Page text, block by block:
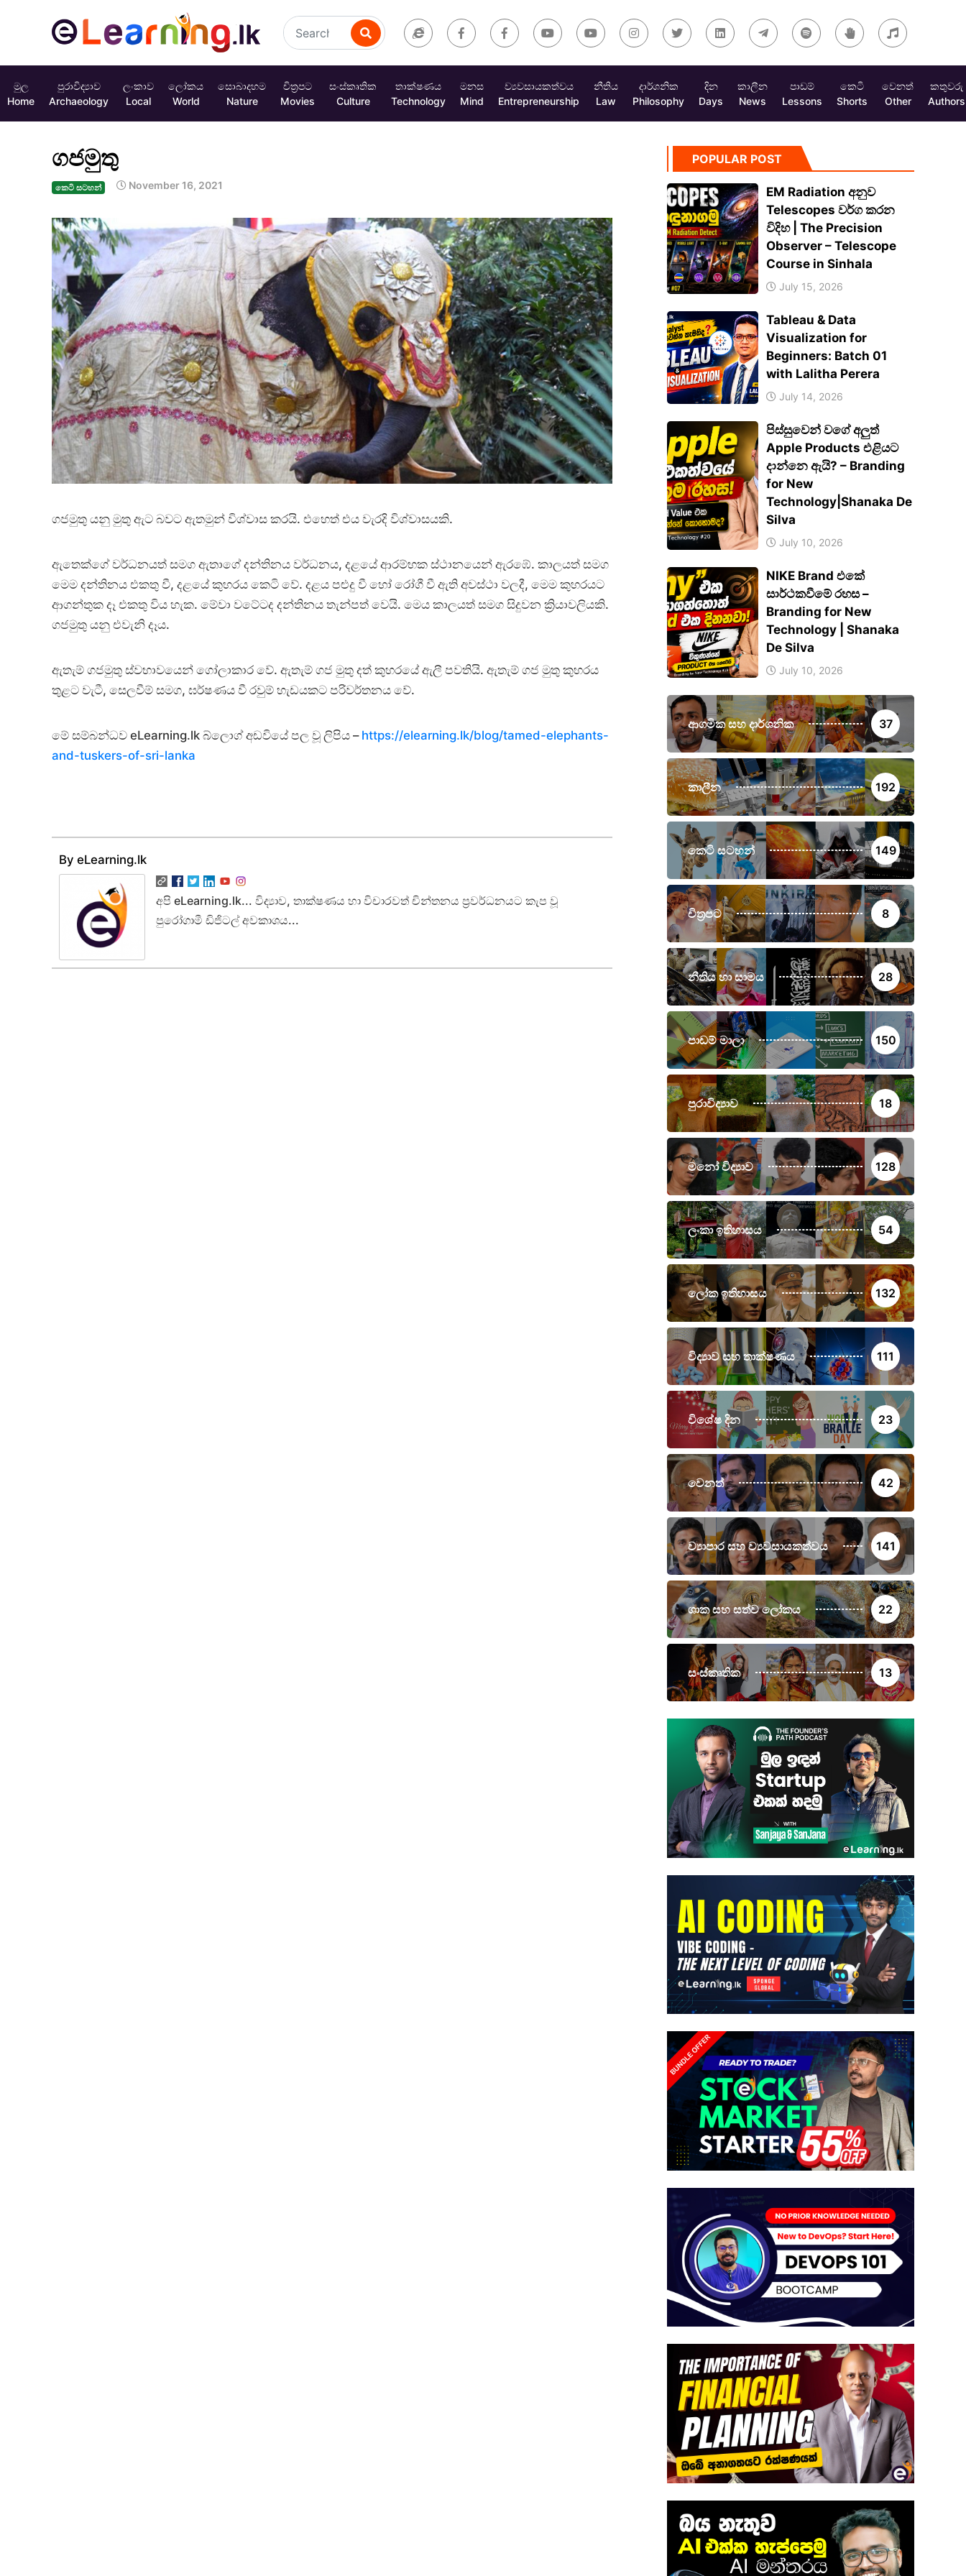
මුල
Home
පුරාවිද්‍යාව
Archaeology
ලංකාව
Local
ලෝකය
World
සොබාදහම
Nature
චිත්‍රපට
Movies
සංස්කෘතික
Culture
තාක්ෂණය
Technology
මනස
Mind
ව්‍යවසායකත්වය
Entrepreneurship
නීතිය
Law
දාර්ශනික
Philosophy
දින
Days
කාලීන
News
පාඩම්
Lessons
කෙටි
Shorts
වෙනත්
Other
කතුවරු
Authors
ගජමුතු
කෙටි සටහන් November 16, 2021
ගජමුතු යනු මුතු ඇට බවට ඇතමුන් විශ්වාස කරයි. එහෙත් එය වැරදි විශ්වාසයකි.
ඇතෙක්ගේ වර්ධනයත් සමග ඇතාගේ දන්තිනය වර්ධනය, දළයේ ආරම්භක ස්ථානයෙන් ඇරඹේ. කාලයත් සමග
මෙම දන්තිනය එකතු වී, දළයේ කුහරය කෙටි වේ. දළය පළුදු වී හෝ රෝගී වී ඇති අවස්ථා වලදී, මෙම කුහරයට
ආගන්තුක දෑ එකතු විය හැක. මේවා වටේටද දන්තිනය තැන්පත් වෙයි. මෙය කාලයත් සමග සිදුවන ක්‍රියාවලියකි.
ගජමුතු යනු එවැනි දෑය.
ඇතැම් ගජමුතු ස්වභාවයෙන් ගෝලාකාර වේ. ඇතැම් ගජ මුතු දත් කුහරයේ ඇලී පවතියි. ඇතැම් ගජ මුතු කුහරය
තුළට වැටී, සෙලවීම් සමග, ඝර්ෂණය වී රවුම් හැඩයකට පරිවර්තනය වේ.
මේ සම්බන්ධව eLearning.lk බ්ලොග් අඩවියේ පල වූ ලිපිය – https://elearning.lk/blog/tamed-elephants-
and-tuskers-of-sri-lanka
By eLearning.lk
අපි eLearning.lk... විද්‍යාව, තාක්ෂණය හා විචාරවත් චින්තනය ප්‍රවර්ධනයට කැප වූ
පුරෝගාමී ඩිජිටල් අවකාශය...
POPULAR POST
EM Radiation අනුව
Telescopes වර්ග කරන
විදිහ | The Precision
Observer – Telescope
Course in Sinhala
July 15, 2026
Tableau & Data
Visualization for
Beginners: Batch 01
with Lalitha Perera
July 14, 2026
පිස්සුවෙන් වගේ අලුත්
Apple Products එළියට
දාන්නෙ ඇයි? – Branding
for New
Technology|Shanaka De
Silva
July 10, 2026
NIKE Brand එකේ
සාර්ථකවීමේ රහස –
Branding for New
Technology | Shanaka
De Silva
July 10, 2026
ආගමික සහ දාර්ශනික 37
කාලීන 192
කෙටි සටහන් 149
චිත්‍රපට 8
නීතිය හා සාමය 28
පාඩම් මාලා 150
පුරාවිද්‍යාව 18
මනෝ විද්‍යාව 128
ලංකා ඉතිහාසය 54
ලෝක ඉතිහාසය 132
විද්‍යාව සහ තාක්ෂණය 111
විශේෂ දින 23
වෙනත් 42
ව්‍යාපාර සහ ව්‍යවසායකත්වය 141
ශාක සහ සත්ව ලෝකය 22
සංස්කෘතික 13